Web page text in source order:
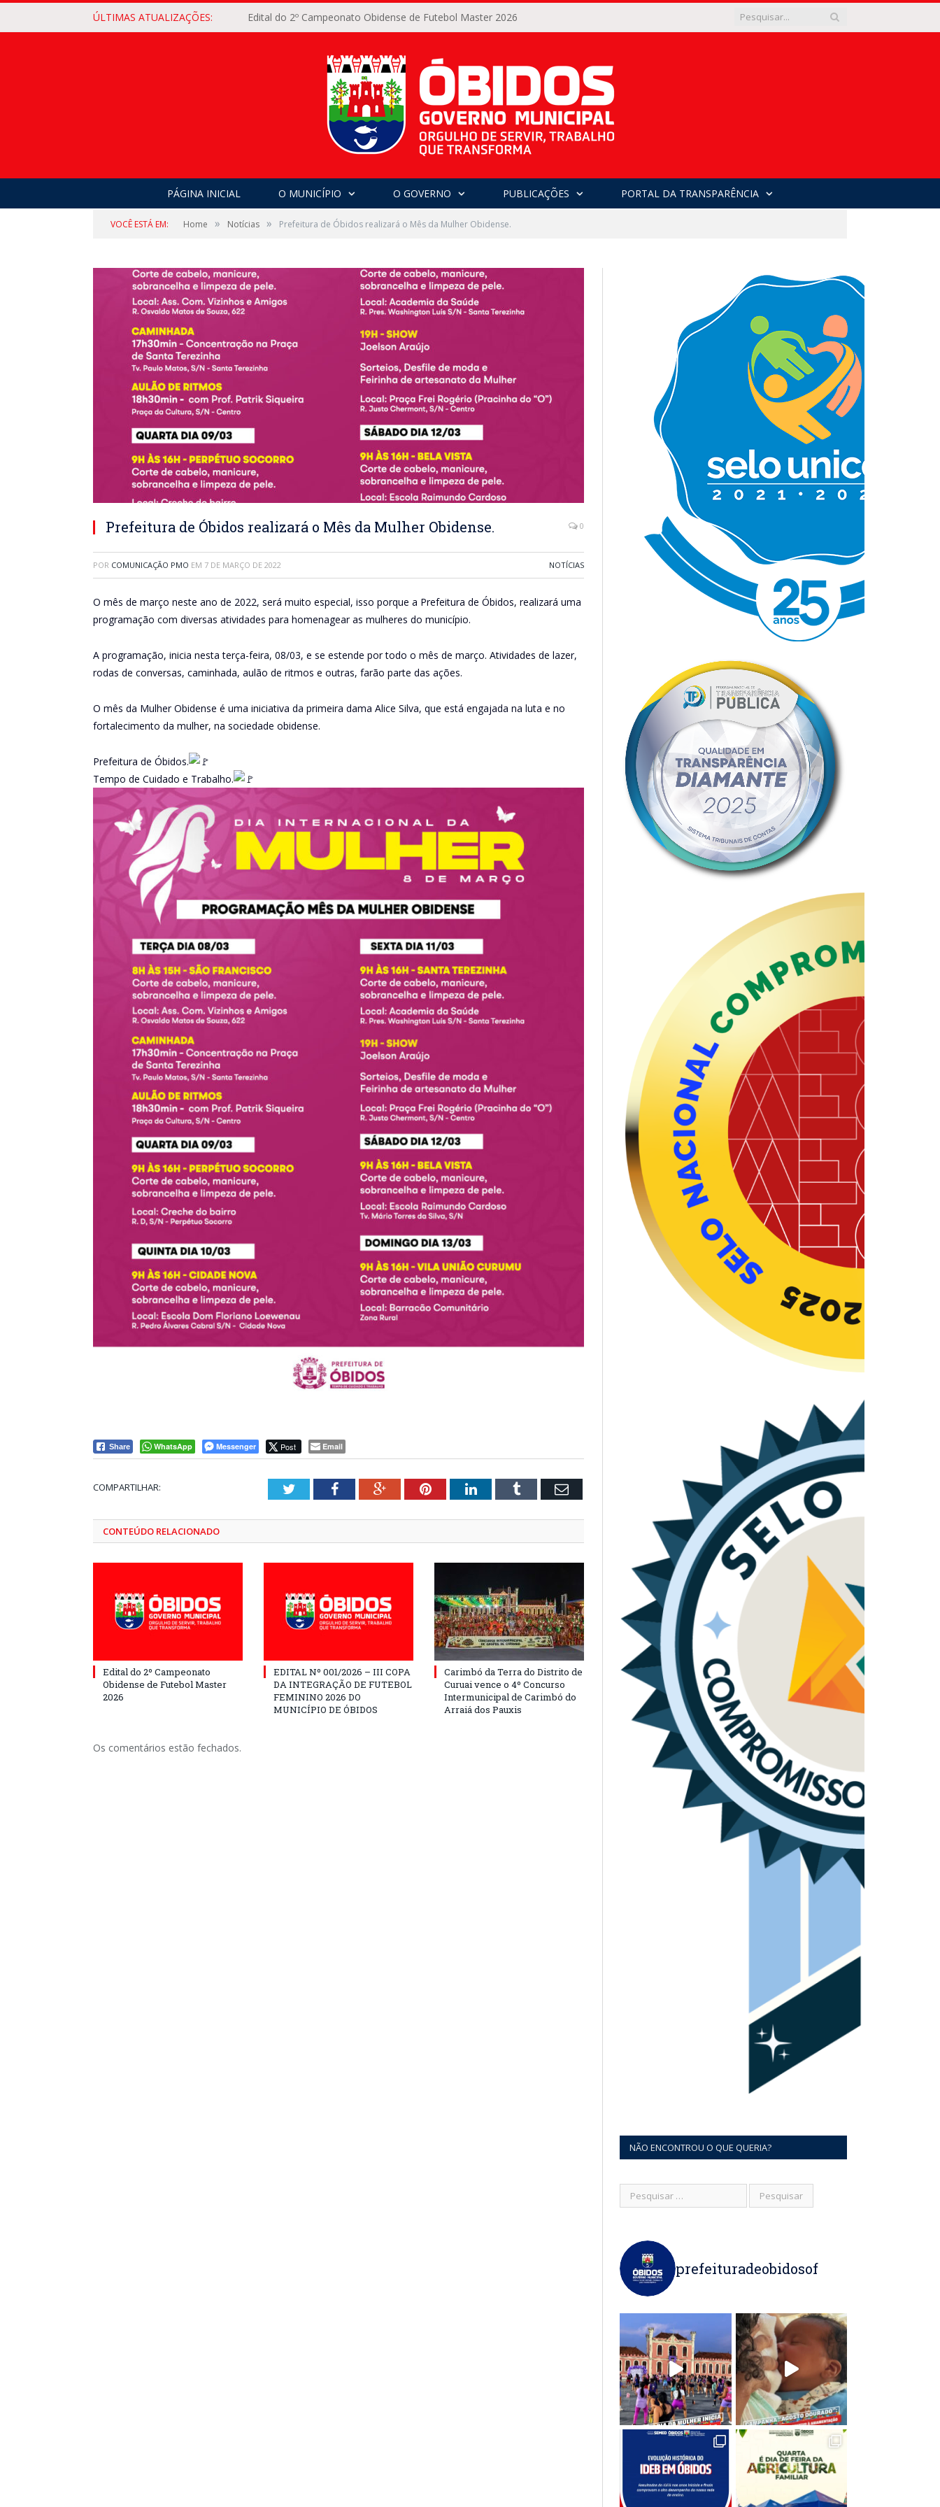
ÚLTIMAS ATUALIZAÇÕES: Edital do 2º Campeonato Obidense de Futebol Master 2026
PÁGINA INICIAL O MUNICÍPIO O GOVERNO PUBLICAÇÕES PORTAL DA TRANSPARÊNCIA
VOCÊ ESTÁ EM: Home » Notícias » Prefeitura de Óbidos realizará o Mês da Mulher Obidense.
Prefeitura de Óbidos realizará o Mês da Mulher Obidense. 0
POR COMUNICAÇÃO PMO EM 7 DE MARÇO DE 2022 NOTÍCIAS
O mês de março neste ano de 2022, será muito especial, isso porque a Prefeitura de Óbidos, realizará uma
programação com diversas atividades para homenagear as mulheres do município.
A programação, inicia nesta terça-feira, 08/03, e se estende por todo o mês de março. Atividades de lazer,
rodas de conversas, caminhada, aulão de ritmos e outras, farão parte das ações.
O mês da Mulher Obidense é uma iniciativa da primeira dama Alice Silva, que está engajada na luta e no
fortalecimento da mulher, na sociedade obidense.
Prefeitura de Óbidos.
Tempo de Cuidado e Trabalho.
Share WhatsApp Messenger Post Email
COMPARTILHAR: TwitterFacebookGoogle+PinterestLinkedInTumblr Email
CONTEÚDO RELACIONADO
Edital do 2º Campeonato
Obidense de Futebol Master
2026
EDITAL Nº 001/2026 – III COPA
DA INTEGRAÇÃO DE FUTEBOL
FEMININO 2026 DO
MUNICÍPIO DE ÓBIDOS
Carimbó da Terra do Distrito de
Curuai vence o 4º Concurso
Intermunicipal de Carimbó do
Arraiá dos Pauxis
Os comentários estão fechados.
NÃO ENCONTROU O QUE QUERIA?
prefeituradeobidosof